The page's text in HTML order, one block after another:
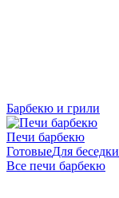
Барбекю и грили
Печи барбекю
ГотовыеДля беседки
Все печи барбекю